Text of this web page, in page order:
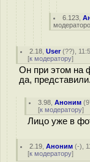
6.123 ,
2.18 ,User(??),
[к модератору]
Он при этом на
да,
3.98 ,Аноним (
[к модератору]
Лицо уже в
2.19 ,Аноним (-),
[к модератору]